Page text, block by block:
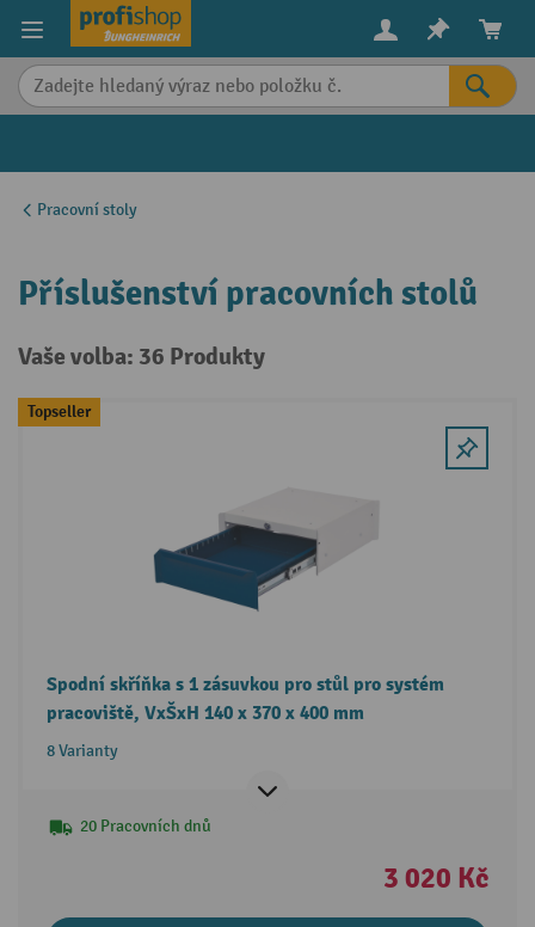
content
Pracovní stoly
Příslušenství pracovních stolů
Vaše volba: 36 Produkty
Topseller
Spodní skříňka s 1 zásuvkou pro stůl pro systém
pracoviště, VxŠxH 140 x 370 x 400 mm
8 Varianty
20 Pracovních dnů
3 020 Kč